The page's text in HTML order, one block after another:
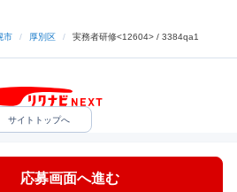
市 / 厚別区 / 実務者研修<12604> / 3384qa1
応募画面へ進む
サイトトップへ
ヘルプ・お問い合わせ
（C）Indeed Inc.